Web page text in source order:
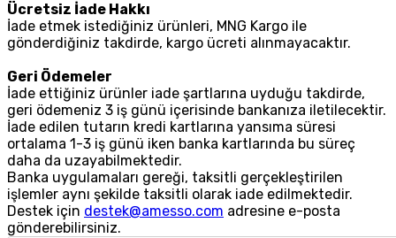
Ücretsiz İade Hakkı
İade etmek istediğiniz ürünleri, MNG Kargo ile
gönderdiğiniz takdirde, kargo ücreti alınmayacaktır.
Geri Ödemeler
İade ettiğiniz ürünler iade şartlarına uyduğu takdirde,
geri ödemeniz 3 iş günü içerisinde bankanıza iletilecektir.
İade edilen tutarın kredi kartlarına yansıma süresi
ortalama 1-3 iş günü iken banka kartlarında bu süreç
daha da uzayabilmektedir.
Banka uygulamaları gereği, taksitli gerçekleştirilen
işlemler aynı şekilde taksitli olarak iade edilmektedir.
Destek için destek@amesso.com adresine e-posta
gönderebilirsiniz.